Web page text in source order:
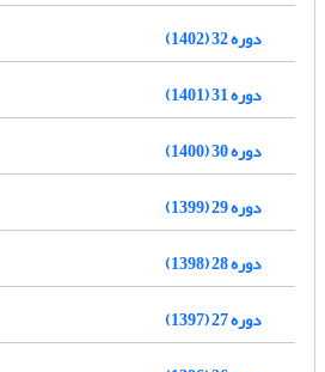
دوره 32 (1402)
دوره 31 (1401)
دوره 30 (1400)
دوره 29 (1399)
دوره 28 (1398)
دوره 27 (1397)